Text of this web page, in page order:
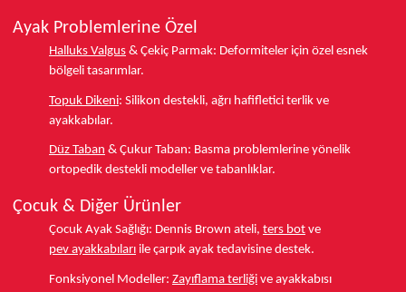
Ayak Problemlerine Özel
Halluks Valgus & Çekiç Parmak: Deformiteler için özel esnek
bölgeli tasarımlar.
Topuk Dikeni: Silikon destekli, ağrı hafifletici terlik ve
ayakkabılar.
Düz Taban & Çukur Taban: Basma problemlerine yönelik
ortopedik destekli modeller ve tabanlıklar.
Çocuk & Diğer Ürünler
Çocuk Ayak Sağlığı: Dennis Brown ateli, ters bot ve
pev ayakkabıları ile çarpık ayak tedavisine destek.
Fonksiyonel Modeller: Zayıflama terliği ve ayakkabısı